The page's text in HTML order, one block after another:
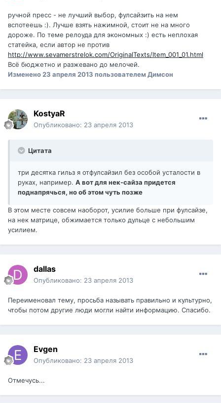
ручной пресс - не лучший выбор, фулсайзить на нем
вспотеешь :). Лучше взять нажимной, стоит не на много
дороже. По теме релоуда для экономных :) есть неплохая
статейка, если автор не против
http://www.sevamerstrelok.com/OriginalTexts/Item_001_01.html
Всё бюджетно и разжевано до мелочей.
Изменено23 апреля 2013 пользователем Димсон
KostyaR
Опубликовано: 23 апреля 2013
Цитата
три десятка гильз я отфулсайзил без особой усталости в
руках, например. А вот для нек-сайза придется
поднапрячься, но об этом чуть позже
В этом месте совсем наоборот, усилие больше при фулсайзе,
на нек матрице, обжимается только дульце с небольшим
усилием.
dаllаs
Опубликовано: 23 апреля 2013
Переименовал тему, просьба называть правильно и культурно,
чтобы потом другие люди могли найти информацию. Спасибо.
Evgen
Опубликовано: 23 апреля 2013
Отмечусь...